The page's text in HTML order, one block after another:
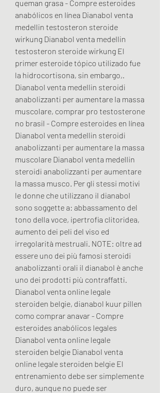
queman grasa - Compre esteroides
anabólicos en línea Dianabol venta
medellin testosteron steroide
wirkung Dianabol venta medellin
testosteron steroide wirkung El
primer esteroide tópico utilizado fue
la hidrocortisona, sin embargo,.
Dianabol venta medellin steroidi
anabolizzanti per aumentare la massa
muscolare, comprar pro testosterone
no brasil - Compre esteroides en línea
Dianabol venta medellin steroidi
anabolizzanti per aumentare la massa
muscolare Dianabol venta medellin
steroidi anabolizzanti per aumentare
la massa musco. Per gli stessi motivi
le donne che utilizzano il dianabol
sono soggette a: abbassamento del
tono della voce, ipertrofia clitoridea,
aumento dei peli del viso ed
irregolarità mestruali. NOTE: oltre ad
essere uno dei più famosi steroidi
anabolizzanti orali il dianabol è anche
uno dei prodotti più contraffatti.
Dianabol venta online legale
steroiden belgie, dianabol kuur pillen
como comprar anavar - Compre
esteroides anabólicos legales
Dianabol venta online legale
steroiden belgie Dianabol venta
online legale steroiden belgie El
entrenamiento debe ser simplemente
duro, aunque no puede ser